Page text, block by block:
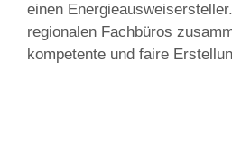
einen
regionalen Fachbüros
kompetente und faire